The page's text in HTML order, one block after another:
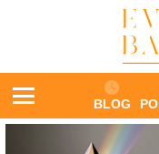
BLOG
PUBLICACIONES